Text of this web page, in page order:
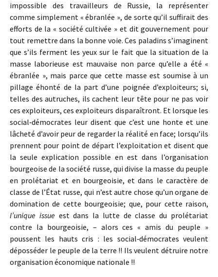
impossible des travailleurs de Russie, la représenter
comme simplement « ébranlée », de sorte qu’il suffirait des
efforts de la « société cultivée » et dit gouvernement pour
tout remettre dans la bonne voie. Ces paladins s’imaginent
que s’ils ferment les yeux sur le fait que la situation de la
masse laborieuse est mauvaise non parce qu’elle a été «
ébranlée », mais parce que cette masse est soumise à un
pillage éhonté de la part d’une poignée d’exploiteurs; si,
telles des autruches, ils cachent leur tête pour ne pas voir
ces exploiteurs, ces exploiteurs disparaîtront. Et lorsque les
social‑démocrates leur disent que c’est une honte et une
lâcheté d’avoir peur de regarder la réalité en face; lorsqu’ils
prennent pour point de départ l’exploitation et disent que
la seule explication possible en est dans l’organisation
bourgeoise de la société russe, qui divise la masse du peuple
en prolétariat et en bourgeoisie, et dans le caractère de
classe de l’État russe, qui n’est autre chose qu’un organe de
domination de cette bourgeoisie; que, pour cette raison,
l’unique issueest dans la lutte de classe du prolétariat
contre la bourgeoisie, – alors ces « amis du peuple »
poussent les hauts cris : les social‑démocrates veulent
déposséder le peuple de la terre !! Ils veulent détruire notre
organisation économique nationale !!